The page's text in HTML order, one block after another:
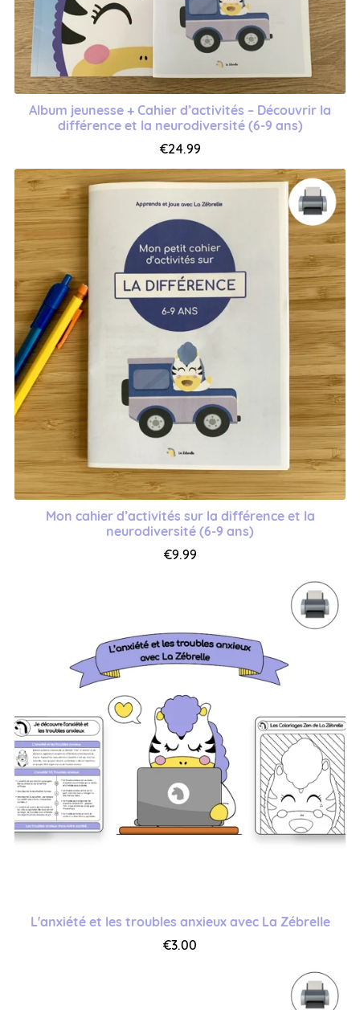
Album jeunesse + Cahier d’activités – Découvrir la
différence et la neurodiversité (6-9 ans)
€24.99
Mon cahier d’activités sur la différence et la
neurodiversité (6-9 ans)
€9.99
L'anxiété et les troubles anxieux avec La Zébrelle
€3.00